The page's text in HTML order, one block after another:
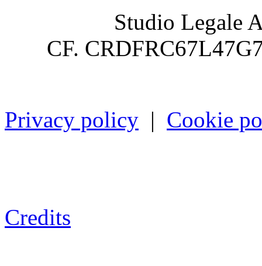
Studio Legale
CF.
Privacy policy | Cookie
Credits